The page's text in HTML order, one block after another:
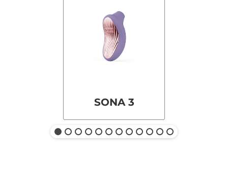
SONA 3